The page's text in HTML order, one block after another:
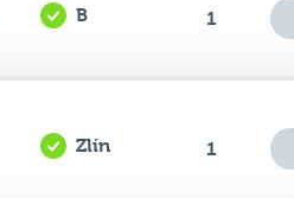
B 1
Zlín 1